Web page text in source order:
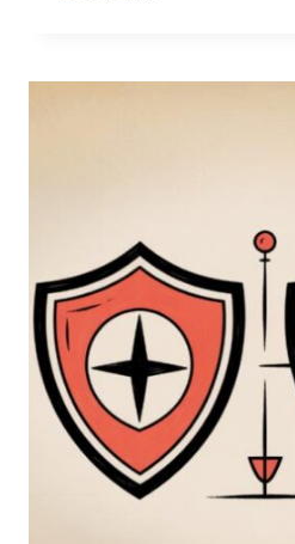
MILANO
SICUREZZA
2025:
INNOVAZIONE,
FORMAZIONE
E
NETWORKING
PER
LA
NUOVA
ERA
DELLA